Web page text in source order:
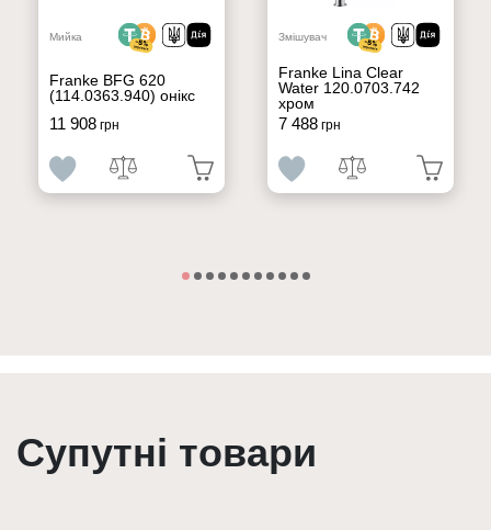
Мийка
Franke BFG 620
(114.0363.940) онікс
11 908грн
Змішувач
Franke Lina Clear
Water 120.0703.742
хром
7 488грн
Супутні товари